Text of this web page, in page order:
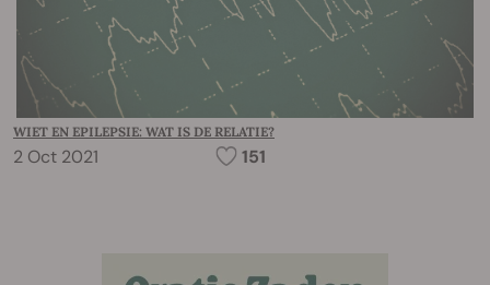
WIET EN EPILEPSIE: WAT IS DE RELATIE?
2 Oct 2021 151